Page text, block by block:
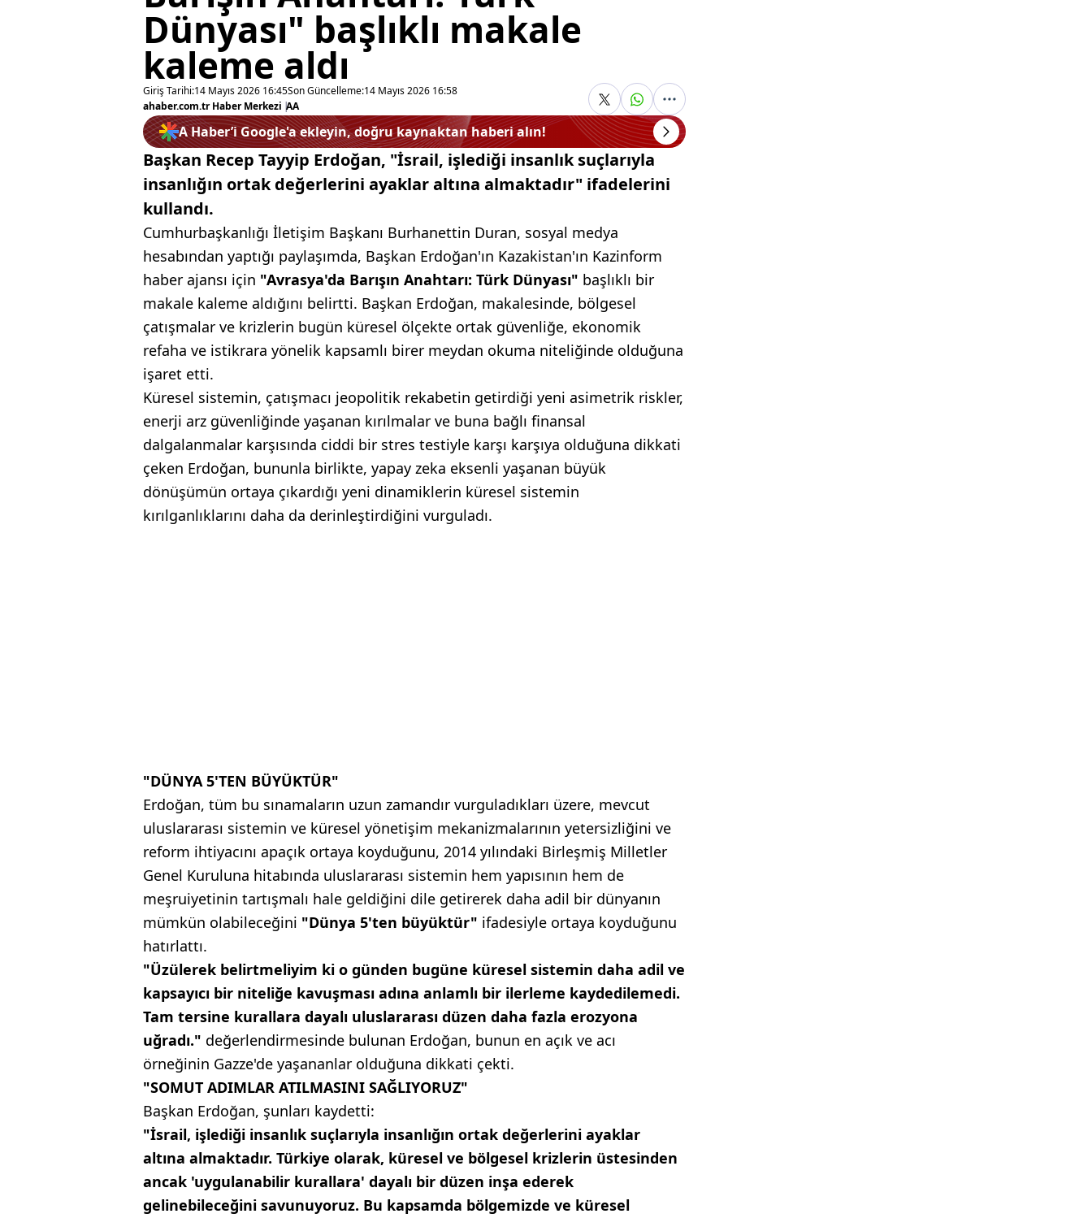
Dünyası" başlıklı makale
kaleme aldı
Giriş Tarihi:14 Mayıs 2026 16:45Son Güncelleme:14 Mayıs 2026 16:58
ahaber.com.tr Haber Merkezi |AA
A Haber’i Google'a ekleyin, doğru kaynaktan haberi alın!
Başkan Recep Tayyip Erdoğan, "İsrail, işlediği insanlık suçlarıyla
insanlığın ortak değerlerini ayaklar altına almaktadır" ifadelerini
kullandı.
Cumhurbaşkanlığı İletişim Başkanı Burhanettin Duran, sosyal medya
hesabından yaptığı paylaşımda, Başkan Erdoğan'ın Kazakistan'ın Kazinform
haber ajansı için "Avrasya'da Barışın Anahtarı: Türk Dünyası" başlıklı bir
makale kaleme aldığını belirtti. Başkan Erdoğan, makalesinde, bölgesel
çatışmalar ve krizlerin bugün küresel ölçekte ortak güvenliğe, ekonomik
refaha ve istikrara yönelik kapsamlı birer meydan okuma niteliğinde olduğuna
işaret etti.
Küresel sistemin, çatışmacı jeopolitik rekabetin getirdiği yeni asimetrik riskler,
enerji arz güvenliğinde yaşanan kırılmalar ve buna bağlı finansal
dalgalanmalar karşısında ciddi bir stres testiyle karşı karşıya olduğuna dikkati
çeken Erdoğan, bununla birlikte, yapay zeka eksenli yaşanan büyük
dönüşümün ortaya çıkardığı yeni dinamiklerin küresel sistemin
kırılganlıklarını daha da derinleştirdiğini vurguladı.
"DÜNYA 5'TEN BÜYÜKTÜR"
Erdoğan, tüm bu sınamaların uzun zamandır vurguladıkları üzere, mevcut
uluslararası sistemin ve küresel yönetişim mekanizmalarının yetersizliğini ve
reform ihtiyacını apaçık ortaya koyduğunu, 2014 yılındaki Birleşmiş Milletler
Genel Kuruluna hitabında uluslararası sistemin hem yapısının hem de
meşruiyetinin tartışmalı hale geldiğini dile getirerek daha adil bir dünyanın
mümkün olabileceğini "Dünya 5'ten büyüktür" ifadesiyle ortaya koyduğunu
hatırlattı.
"Üzülerek belirtmeliyim ki o günden bugüne küresel sistemin daha adil ve
kapsayıcı bir niteliğe kavuşması adına anlamlı bir ilerleme kaydedilemedi.
Tam tersine kurallara dayalı uluslararası düzen daha fazla erozyona
uğradı." değerlendirmesinde bulunan Erdoğan, bunun en açık ve acı
örneğinin Gazze'de yaşananlar olduğuna dikkati çekti.
"SOMUT ADIMLAR ATILMASINI SAĞLIYORUZ"
Başkan Erdoğan, şunları kaydetti:
"İsrail, işlediği insanlık suçlarıyla insanlığın ortak değerlerini ayaklar
altına almaktadır. Türkiye olarak, küresel ve bölgesel krizlerin üstesinden
ancak 'uygulanabilir kurallara' dayalı bir düzen inşa ederek
gelinebileceğini savunuyoruz. Bu kapsamda bölgemizde ve küresel